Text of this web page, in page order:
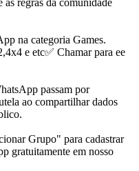
regras da comunidade
na categoria Games.
e etc✅ Chamar para ee
passam por
ao compartilhar dados
Grupo" para cadastrar
gratuitamente em nosso